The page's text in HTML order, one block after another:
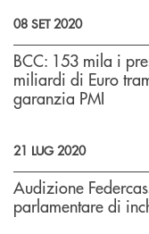
08 SET 2020
BCC: 153 mila i
miliardi di Euro
garanzia PMI
21 LUG 2020
Audizione
parlamentare di